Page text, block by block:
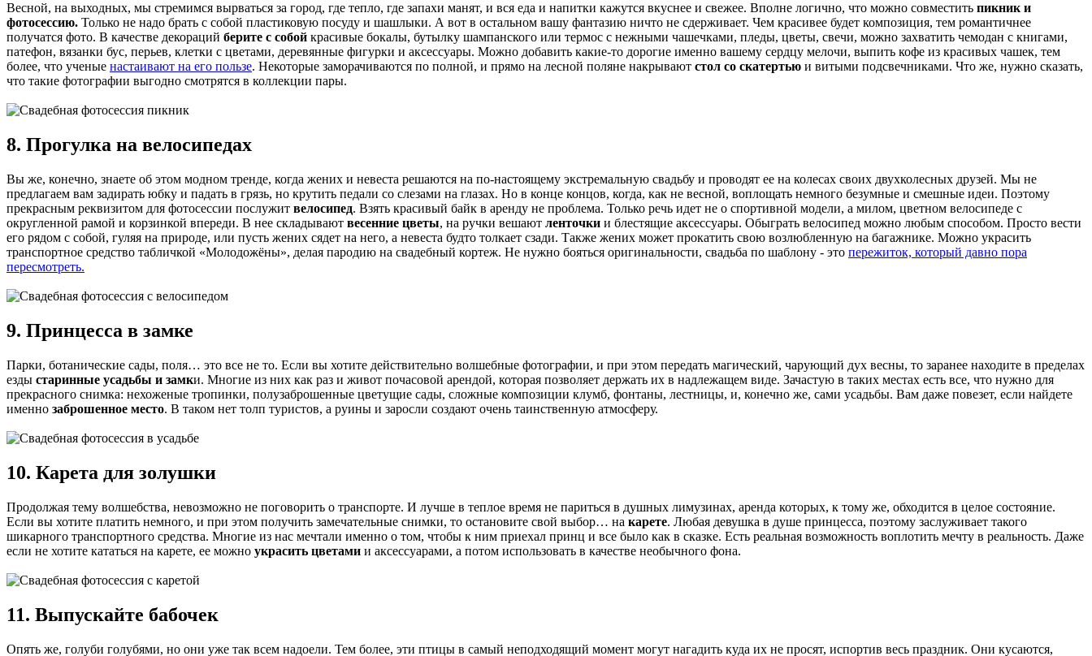
Весной, на выходных, мы стремимся вырваться за город, где тепло, где запахи манят, и вся еда и напитки кажутся вкуснее и свежее. Вполне логично, что можно совместить пикник и
фотосессию. Только не надо брать с собой пластиковую посуду и шашлыки. А вот в остальном вашу фантазию ничто не сдерживает. Чем красивее будет композиция, тем романтичнее
получатся фото. В качестве декораций берите с собой красивые бокалы, бутылку шампанского или термос с нежными чашечками, пледы, цветы, свечи, можно захватить чемодан с книгами,
патефон, вязанки бус, перьев, клетки с цветами, деревянные фигурки и аксессуары. Можно добавить какие-то дорогие именно вашему сердцу мелочи, выпить кофе из красивых чашек, тем
более, что ученые настаивают на его пользе. Некоторые заморачиваются по полной, и прямо на лесной поляне накрывают стол со скатертью и витыми подсвечниками. Что же, нужно сказать,
что такие фотографии выгодно смотрятся в коллекции пары.
8. Прогулка на велосипедах
Вы же, конечно, знаете об этом модном тренде, когда жених и невеста решаются на по-настоящему экстремальную свадьбу и проводят ее на колесах своих двухколесных друзей. Мы не
предлагаем вам задирать юбку и падать в грязь, но крутить педали со слезами на глазах. Но в конце концов, когда, как не весной, воплощать немного безумные и смешные идеи. Поэтому
прекрасным реквизитом для фотосессии послужит велосипед. Взять красивый байк в аренду не проблема. Только речь идет не о спортивной модели, а милом, цветном велосипеде с
округленной рамой и корзинкой впереди. В нее складывают весенние цветы, на ручки вешают ленточки и блестящие аксессуары. Обыграть велосипед можно любым способом. Просто вести
его рядом с собой, гуляя на природе, или пусть жених сядет на него, а невеста будто толкает сзади. Также жених может прокатить свою возлюбленную на багажнике. Можно украсить
транспортное средство табличкой «Молодожёны», делая пародию на свадебный кортеж. Не нужно бояться оригинальности, свадьба по шаблону - это пережиток, который давно пора
пересмотреть.
9. Принцесса в замке
Парки, ботанические сады, поля… это все не то. Если вы хотите действительно волшебные фотографии, и при этом передать магический, чарующий дух весны, то заранее находите в пределах
езды старинные усадьбы и замки. Многие из них как раз и живот почасовой арендой, которая позволяет держать их в надлежащем виде. Зачастую в таких местах есть все, что нужно для
прекрасного снимка: нехоженые тропинки, полузаброшенные цветущие сады, сложные композиции клумб, фонтаны, лестницы, и, конечно же, сами усадьбы. Вам даже повезет, если найдете
именно заброшенное место. В таком нет толп туристов, а руины и заросли создают очень таинственную атмосферу.
10. Карета для золушки
Продолжая тему волшебства, невозможно не поговорить о транспорте. И лучше в теплое время не париться в душных лимузинах, аренда которых, к тому же, обходится в целое состояние.
Если вы хотите платить немного, и при этом получить замечательные снимки, то остановите свой выбор… на карете. Любая девушка в душе принцесса, поэтому заслуживает такого
шикарного транспортного средства. Многие из нас мечтали именно о том, чтобы к ним приехал принц и все было как в сказке. Есть реальная возможность воплотить мечту в реальность. Даже
если не хотите кататься на карете, ее можно украсить цветами и аксессуарами, а потом использовать в качестве необычного фона.
11. Выпускайте бабочек
Опять же, голуби голубями, но они уже так всем надоели. Тем более, эти птицы в самый неподходящий момент могут нагадить куда их не просят, испортив весь праздник. Они кусаются,